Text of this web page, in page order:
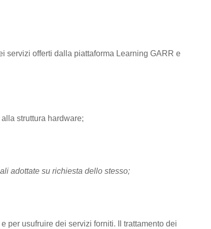
servizi offerti dalla piattaforma Learning GARR e
struttura hardware;
adottate su richiesta dello stesso;
per usufruire dei servizi forniti. Il trattamento dei